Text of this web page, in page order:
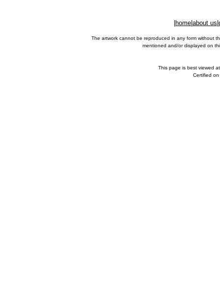
home about us
The artwork cannot be reproduced in any form without
mentioned and/or displayed on
This page is best viewed
Certified on